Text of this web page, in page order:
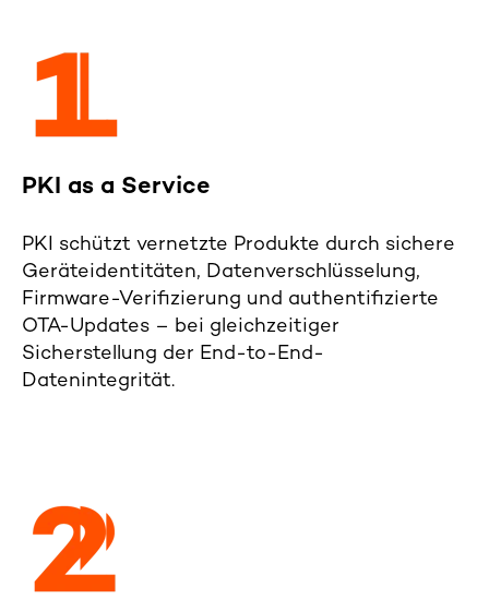
PKI as a Service
PKI schützt vernetzte Produkte durch sichere
Geräteidentitäten, Datenverschlüsselung,
Firmware-Verifizierung und authentifizierte
OTA-Updates – bei gleichzeitiger
Sicherstellung der End-to-End-
Datenintegrität.